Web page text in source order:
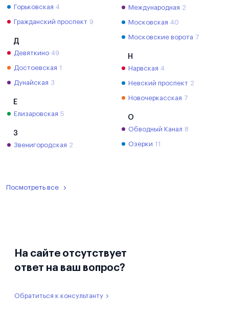
Горьковская 4
Гражданский проспект 9
Д
Девяткино 49
Достоевская 1
Дунайская 3
Е
Елизаровская 5
З
Звенигородская 2
Международная 2
Московская 40
Московские ворота 7
Н
Нарвская 4
Невский проспект 2
Новочеркасская 7
О
Обводный Канал 8
Озерки 11
Посмотреть все
На сайте отсутствует
ответ на ваш вопрос?
Обратиться к консультанту